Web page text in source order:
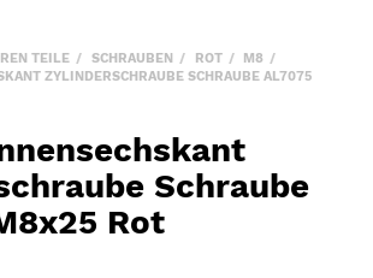
TEILE SCHRAUBEN ROT
M8
ZYLINDERSCHRAUBE SCHRAUBE AL7075
Schraube
Rot